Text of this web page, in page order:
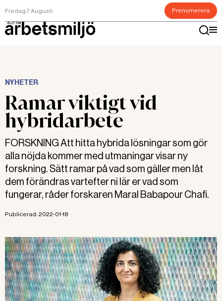
Fredag 7 Augusti Prenumerera
NYHETER
Ramar viktigt vid
hybridarbete
FORSKNING Att hitta hybrida lösningar som gör
alla nöjda kommer med utmaningar visar ny
forskning. Sätt ramar på vad som gäller men låt
dem förändras vartefter ni lär er vad som
fungerar, råder forskaren Maral Babapour Chafi.
Publicerad: 2022-01-18